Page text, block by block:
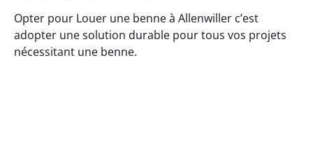
Opter pour Louer une benne à Allenwiller c’est
adopter une solution durable pour tous vos projets
nécessitant une benne.